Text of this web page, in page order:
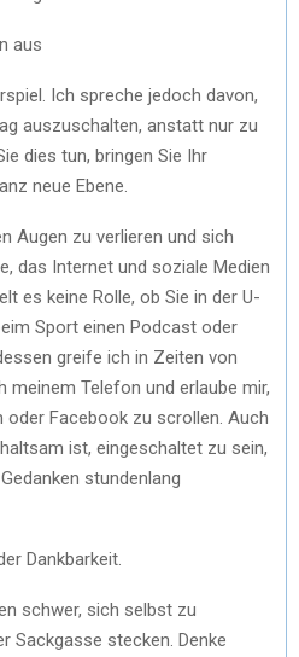
aus
Ich spreche jedoch davon,
auszuschalten, anstatt nur zu
dies tun, bringen Sie Ihr
neue Ebene.
Augen zu verlieren und sich
das Internet und soziale Medien
es keine Rolle, ob Sie in der U-
Sport einen Podcast oder
greife ich in Zeiten von
Telefon und erlaube mir,
Facebook zu scrollen. Auch
ist, eingeschaltet zu sein,
stundenlang
Dankbarkeit.
schwer, sich selbst zu
Sackgasse stecken. Denke